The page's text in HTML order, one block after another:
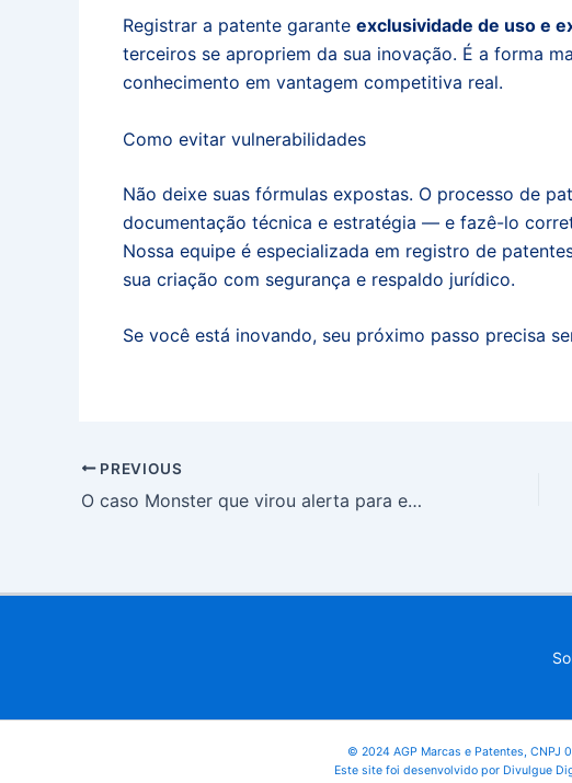
Registrar a patente garante exclusividade de uso e
terceiros se apropriem da sua inovação. É a forma
conhecimento em vantagem competitiva real.
Como evitar vulnerabilidades
Não deixe suas fórmulas expostas. O processo de
documentação técnica e estratégia — e fazê-lo
Nossa equipe é especializada em registro de
sua criação com segurança e respaldo jurídico.
Se você está inovando, seu próximo passo precisa
PREVIOUS
O caso Monster que virou alerta para empreendedores
© 2024 AGP Marcas e Patentes, CNPJ
Este site foi desenvolvido por Divulgue